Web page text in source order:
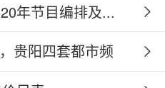
年节目编排及...
贵阳四套都市频